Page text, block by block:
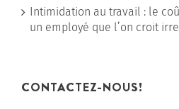
Intimidation au travail : le
un employé que l’on croit
CONTACTEZ-NOUS!